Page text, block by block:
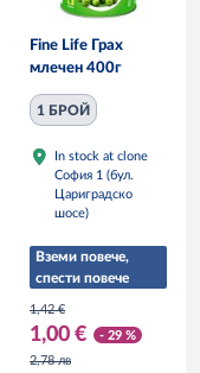
Fine Life Грах
млечен 400г
1 БРОЙ
In stock at clone
София 1 (бул.
Цариградско
шосе)
Вземи повече,
спести повече
1,42 €
1,00 €
- 29 %
2,78 лв